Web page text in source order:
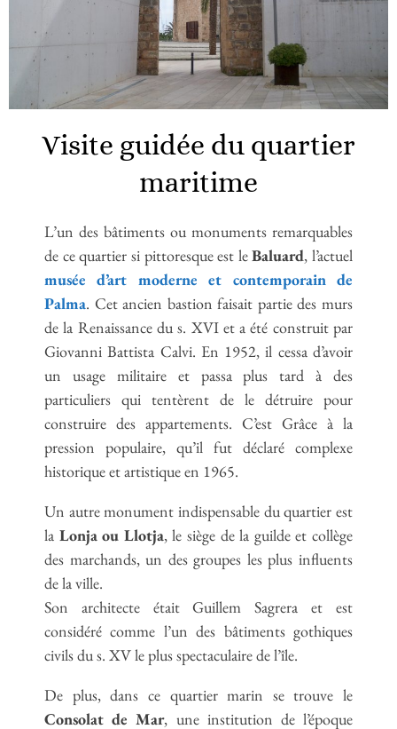
Visite guidée du quartier
maritime
L’un des bâtiments ou monuments remarquables
de ce quartier si pittoresque est leBaluard, l’actuel
musée d’art moderne et contemporain de
Palma. Cet ancien bastion faisait partie des murs
de la Renaissance du s. XVI et a été construit par
Giovanni Battista Calvi. En 1952, il cessa d’avoir
un usage militaire et passa plus tard à des
particuliers qui tentèrent de le détruire pour
construire des appartements. C’est Grâce à la
pression populaire, qu’il fut déclaré complexe
historique et artistique en 1965.
Un autre monument indispensable du quartier est
la Lonja ou Llotja, le siège de la guilde et collège
des marchands, un des groupes les plus influents
de la ville.
Son architecte était Guillem Sagrera et est
considéré comme l’un des bâtiments gothiques
civils du s. XV le plus spectaculaire de l’île.
De plus, dans ce quartier marin se trouve le
Consolat de Mar, une institution de l’époque